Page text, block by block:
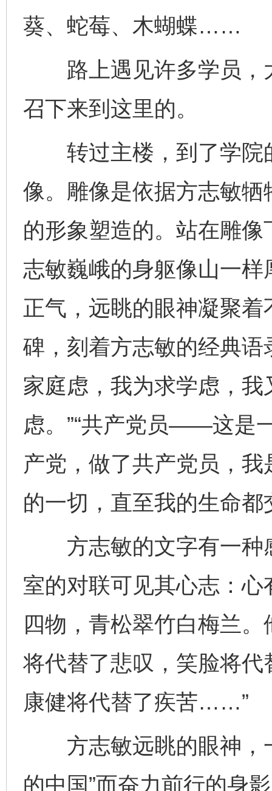
葵、蛇莓、木蝴蝶……
路上遇见许多学员，
召下来到这里的。
转过主楼，到了学院
像。雕像是依据方志敏
的形象塑造的。站在雕
志敏巍峨的身躯像山一
正气，远眺的眼神凝聚
碑，刻着方志敏的经典语
家庭虑，我为求学虑，
虑。”“共产党员——这是
产党，做了共产党员，
的一切，直至我的生命都
方志敏的文字有一种
室的对联可见其心志：
四物，青松翠竹白梅兰
将代替了悲叹，笑脸将
康健将代替了疾苦……”
方志敏远眺的眼神，
的中国”而奋力前行的身